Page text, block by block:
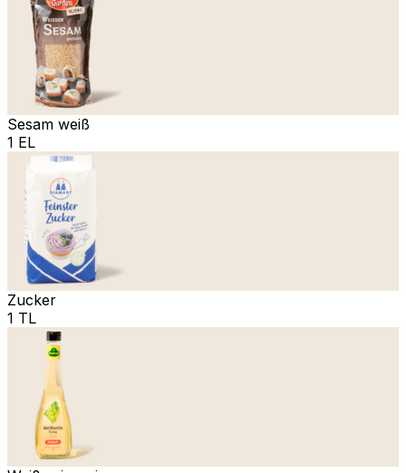
Sesam weiß
1 EL
Zucker
1 TL